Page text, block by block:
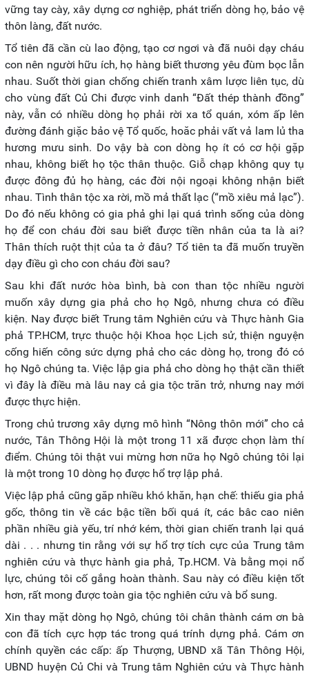
vững tay cày, xây dựng cơ nghiệp, phát triển dòng họ, bảo vệ
thôn làng, đất nước.
Tổ tiên đã cần cù lao động, tạo cơ ngơi và đã nuôi dạy cháu
con nên người hữu ích, họ hàng biết thương yêu đùm bọc lẫn
nhau. Suốt thời gian chống chiến tranh xâm lược liên tục, dù
cho vùng đất Củ Chi được vinh danh “Đất thép thành đồng”
này, vẫn có nhiều dòng họ phải rời xa tổ quán, xóm ấp lên
đường đánh giặc bảo vệ Tổ quốc, hoăc phải vất vả lam lủ tha
hương mưu sinh. Do vậy bà con dòng họ ít có cơ hội gặp
nhau, không biết họ tộc thân thuộc. Giỗ chạp không quy tụ
được đông đủ họ hàng, các đời nội ngoại không nhận biết
nhau. Tình thân tộc xa rời, mồ mả thất lạc (“mồ xiêu mả lạc”).
Do đó nếu không có gia phả ghi lại quá trình sống của dòng
họ để con cháu đời sau biết được tiền nhân của ta là ai?
Thân thích ruột thịt của ta ở đâu? Tổ tiên ta đã muốn truyền
dạy điều gì cho con cháu đời sau?
Sau khi đất nước hòa bình, bà con than tộc nhiều người
muốn xây dựng gia phả cho họ Ngô, nhưng chưa có điều
kiện. Nay được biết Trung tâm Nghiên cứu và Thực hành Gia
phả TP.HCM, trực thuộc hội Khoa học Lịch sử, thiện nguyện
cống hiến công sức dựng phả cho các dòng họ, trong đó có
họ Ngô chúng ta. Việc lập gia phả cho dòng họ thật cần thiết
vì đây là điều mà lâu nay cả gia tộc trăn trở, nhưng nay mới
được thực hiện.
Trong chủ trương xây dựng mô hình “Nông thôn mới” cho cả
nước, Tân Thông Hội là một trong 11 xã được chọn làm thí
điểm. Chúng tôi thật vui mừng hơn nữa họ Ngô chúng tôi lại
là một trong 10 dòng họ được hổ trợ lập phả.
Việc lập phả cũng găp nhiều khó khăn, hạn chế: thiếu gia phả
gốc, thông tin về các bậc tiền bối quá ít, các bâc cao niên
phần nhiều già yếu, trí nhớ kém, thời gian chiến tranh lại quá
dài . . . nhưng tin rằng với sự hổ trợ tích cực của Trung tâm
nghiên cứu và thực hành gia phả, Tp.HCM. Và bằng mọi nổ
lực, chúng tôi cố gắng hoàn thành. Sau này có điều kiện tốt
hơn, rất mong được toàn gia tộc nghiên cứu và bổ sung.
Xin thay mặt dòng họ Ngô, chúng tôi chân thành cám ơn bà
con đã tích cực hợp tác trong quá trính dựng phả. Cám ơn
chính quyền các cấp: ấp Thượng, UBND xã Tân Thông Hội,
UBND huyện Củ Chi và Trung tâm Nghiên cứu và Thực hành